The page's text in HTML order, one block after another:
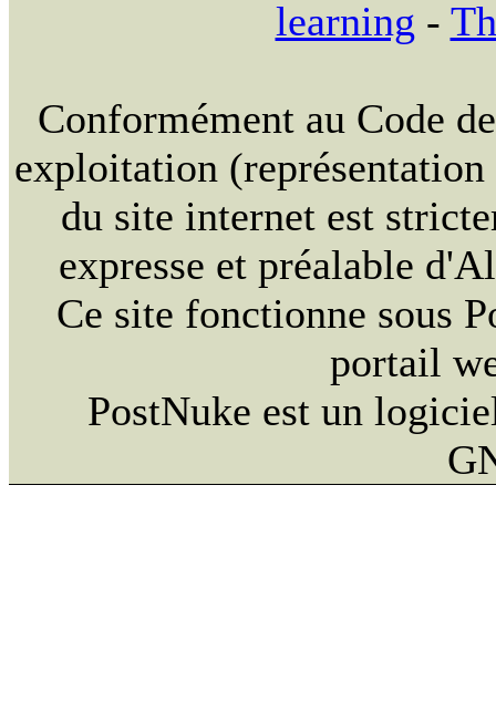
learning -
Conformément au Code
exploitation
du site internet est
expresse et préalable
Ce site fonctionne sous
portail
PostNuke est un